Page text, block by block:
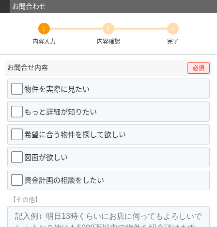
お問合わせ
1
内容入力
2
内容確認
3
完了
お問合せ内容 必須
物件を実際に見たい
もっと詳細が知りたい
希望に合う物件を探して欲しい
図面が欲しい
資金計画の相談をしたい
【その他】